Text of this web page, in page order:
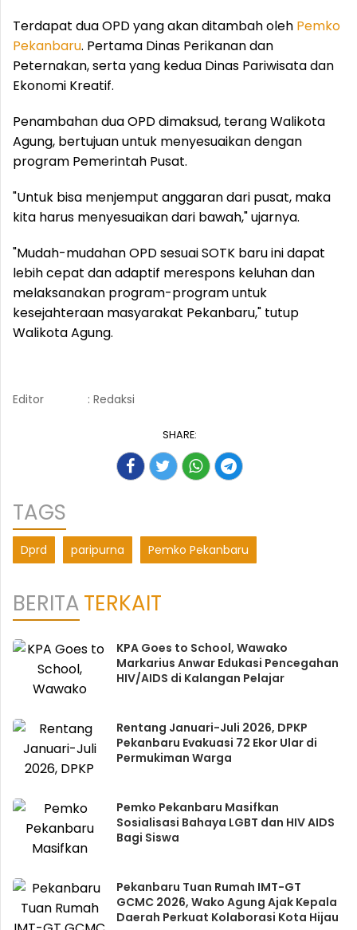
Terdapat dua OPD yang akan ditambah oleh Pemko
Pekanbaru. Pertama Dinas Perikanan dan
Peternakan, serta yang kedua Dinas Pariwisata dan
Ekonomi Kreatif.
Penambahan dua OPD dimaksud, terang Walikota
Agung, bertujuan untuk menyesuaikan dengan
program Pemerintah Pusat.
"Untuk bisa menjemput anggaran dari pusat, maka
kita harus menyesuaikan dari bawah," ujarnya.
"Mudah-mudahan OPD sesuai SOTK baru ini dapat
lebih cepat dan adaptif merespons keluhan dan
melaksanakan program-program untuk
kesejahteraan masyarakat Pekanbaru," tutup
Walikota Agung.
Editor : Redaksi
SHARE:
TAGS
Dprd paripurna Pemko Pekanbaru
BERITATERKAIT
KPA Goes to School, ‎Wawako
Markarius Anwar Edukasi Pencegahan
HIV/AIDS di Kalangan Pelajar
Rentang Januari-Juli 2026, DPKP
Pekanbaru Evakuasi 72 Ekor Ular di
Permukiman Warga
Pemko Pekanbaru Masifkan
Sosialisasi Bahaya LGBT dan HIV AIDS
Bagi Siswa
Pekanbaru Tuan Rumah IMT-GT
GCMC 2026, Wako Agung Ajak Kepala
Daerah Perkuat Kolaborasi Kota Hijau